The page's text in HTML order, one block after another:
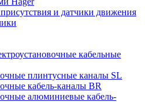
и датчики движения
кабельные
плинтусные каналы SL
кабель-каналы BR
алюминиевые кабель-